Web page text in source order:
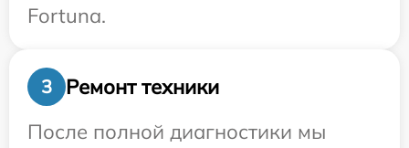
Fortuna.
3
Ремонт техники
После полной диагностики мы